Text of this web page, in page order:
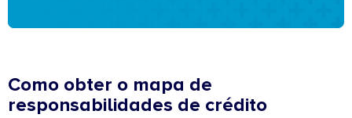
Como obter o mapa de
responsabilidades de crédito